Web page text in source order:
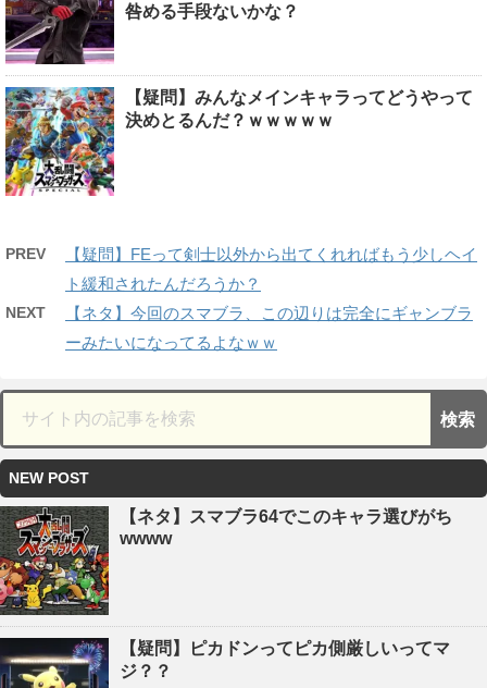
咎める手段ないかな？
【疑問】みんなメインキャラってどうやって
決めとるんだ？ｗｗｗｗｗ
PREV
【疑問】FEって剣士以外から出てくれればもう少しヘイ
ト緩和されたんだろうか？
NEXT
【ネタ】今回のスマブラ、この辺りは完全にギャンブラ
ーみたいになってるよなｗｗ
NEW POST
【ネタ】スマブラ64でこのキャラ選びがち
wwww
【疑問】ピカドンってピカ側厳しいってマ
ジ？？